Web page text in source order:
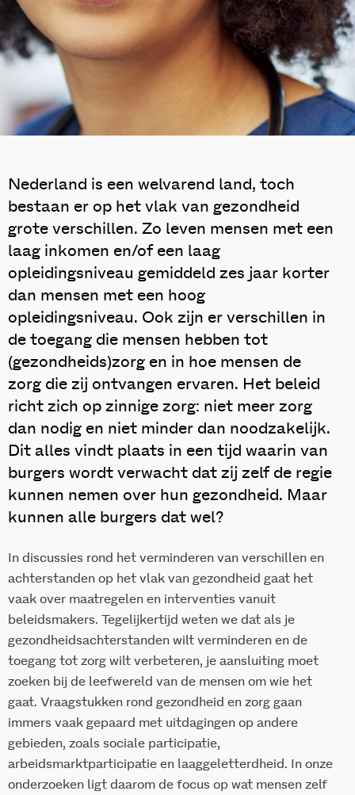
Nederland is een welvarend land, toch
bestaan er op het vlak van gezondheid
grote verschillen. Zo leven mensen met een
laag inkomen en/of een laag
opleidingsniveau gemiddeld zes jaar korter
dan mensen met een hoog
opleidingsniveau. Ook zijn er verschillen in
de toegang die mensen hebben tot
(gezondheids)zorg en in hoe mensen de
zorg die zij ontvangen ervaren. Het beleid
richt zich op zinnige zorg: niet meer zorg
dan nodig en niet minder dan noodzakelijk.
Dit alles vindt plaats in een tijd waarin van
burgers wordt verwacht dat zij zelf de regie
kunnen nemen over hun gezondheid. Maar
kunnen alle burgers dat wel?
In discussies rond het verminderen van verschillen en
achterstanden op het vlak van gezondheid gaat het
vaak over maatregelen en interventies vanuit
beleidsmakers. Tegelijkertijd weten we dat als je
gezondheidsachterstanden wilt verminderen en de
toegang tot zorg wilt verbeteren, je aansluiting moet
zoeken bij de leefwereld van de mensen om wie het
gaat. Vraagstukken rond gezondheid en zorg gaan
immers vaak gepaard met uitdagingen op andere
gebieden, zoals sociale participatie,
arbeidsmarktparticipatie en laaggeletterdheid. In onze
onderzoeken ligt daarom de focus op wat mensen zelf